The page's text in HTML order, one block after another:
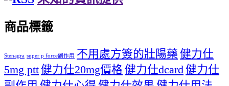
商品標籤
Stenagra super p force副作用 不用處方簽的壯陽藥 健力仕
5mg ptt健力仕20mg價格健力仕dcard健力仕